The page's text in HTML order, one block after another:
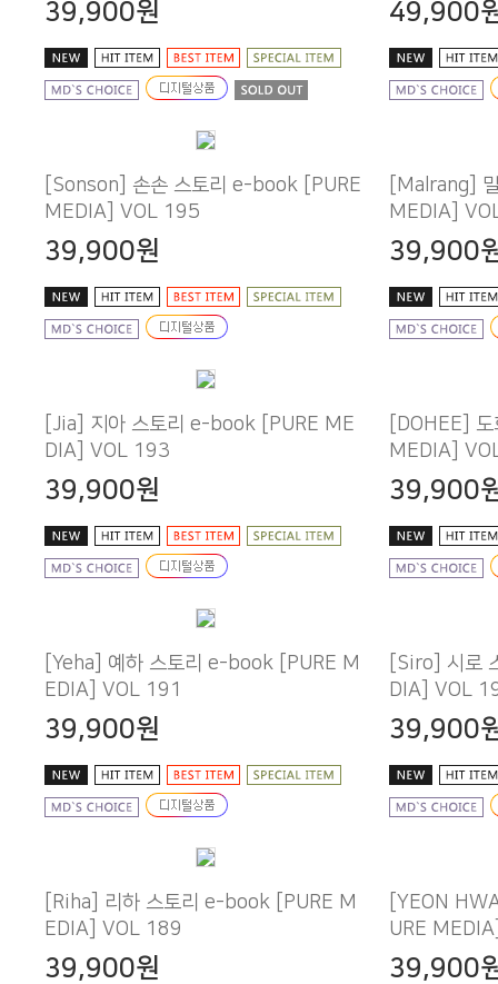
39,900원 49,900
MEDIA] VOL 195
39,900원
MEDIA]
39,900
DIA] VOL 193
39,900원
MEDIA]
39,900
EDIA] VOL 191
39,900원
DIA] VOL
39,900
EDIA] VOL 189
39,900원
URE
39,900